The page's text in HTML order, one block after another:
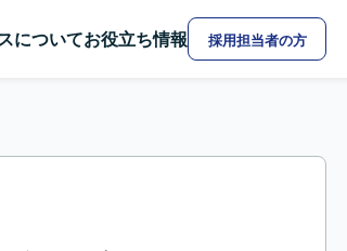
についてお役立ち情報 採用担当者の方